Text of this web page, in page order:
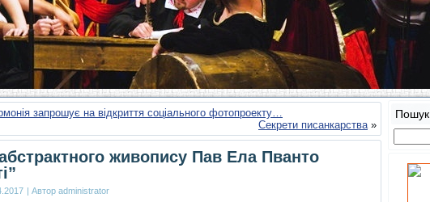
запрошує на відкриття соціального фотопроекту…
Секрети писанкарства»
живопису Пав Ела Пванто
| Автор administrator
Пошук